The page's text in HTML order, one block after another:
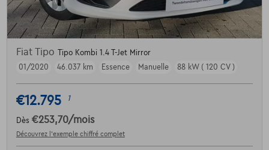
Fiat Tipo
Tipo Kombi 1.4 T-Jet Mirror
01/2020
46.037 km Essence Manuelle 88 kW ( 120 CV )
€12.795 1
Dès €253,70/mois
Découvrez l’exemple chiffré complet